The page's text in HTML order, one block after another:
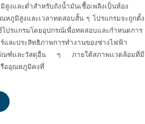
งและต่ำสำหรับถังน้ำมันเชื้อเพลิงเป็นห้อง
ภูมิสูงและเวลาทดสอบสั้น ๆ โปรแกรมจะถูกตั้ง
โปรแกรมโดยอุปกรณ์เพื่อทดสอบและกำหนดการ
และประสิทธิภาพการทำงานของช่างไฟฟ้า
ภัณฑ์และวัสดุอื่น ๆ ภายใต้สภาพแวดล้อมที่มี
ออุณหภูมิคงที่